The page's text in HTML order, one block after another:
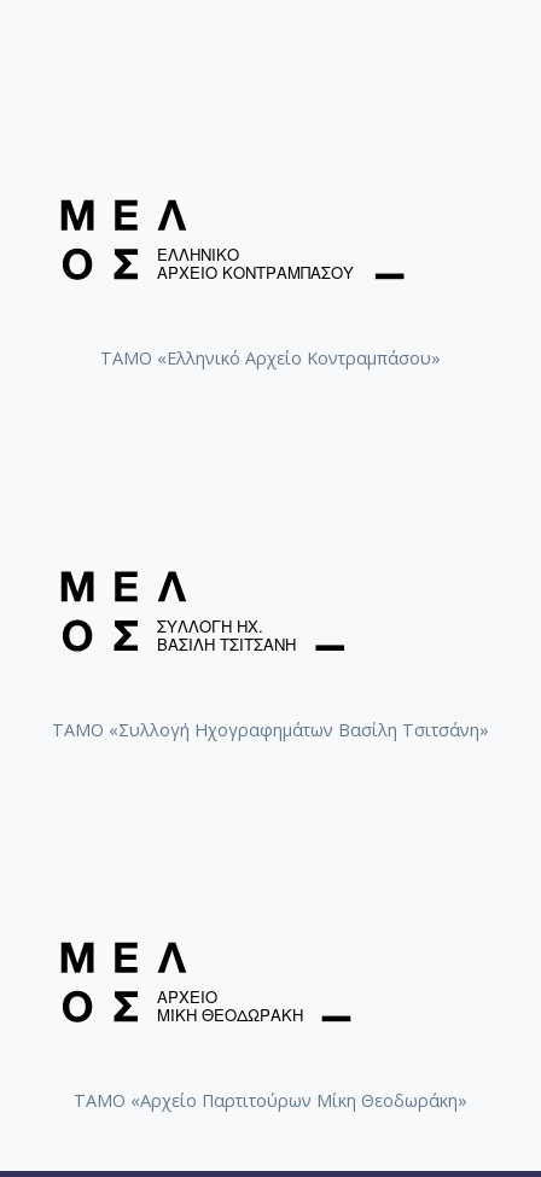
ΤΑΜΟ «Ελληνικό Αρχείο Κοντραμπάσου»
ΤΑΜΟ «Συλλογή Ηχογραφημάτων Βασίλη Τσιτσάνη»
ΤΑΜΟ «Αρχείο Παρτιτούρων Μίκη Θεοδωράκη»